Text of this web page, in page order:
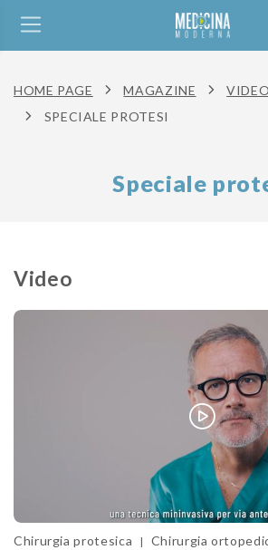
HOME PAGE MAGAZINE VIDEO
SPECIALE PROTESI
Speciale
Video
Chirurgia protesica | Chirurgia